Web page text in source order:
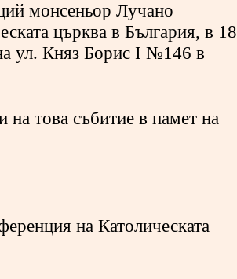
монсеньор Лучано
църква в България, в 18
ул. Княз Борис I №146 в
това събитие в памет на
на Католическата